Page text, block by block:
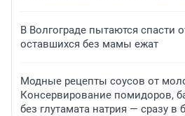
В Волгограде пытаются спасти
оставшихся без мамы ежат
Модные рецепты соусов от
Консервирование помидоров,
без глутамата натрия — сразу в